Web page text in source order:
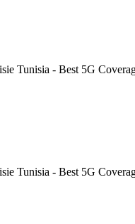
Tunisia - Best 5G
Tunisia - Best 5G